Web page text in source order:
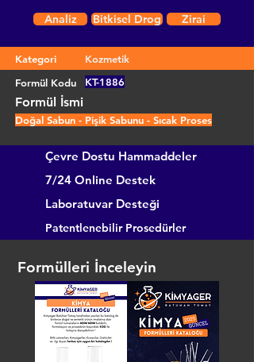
Analiz
Bitkisel Drog Zirai
Kategori
Kozmetik
Formül Kodu
KT-1886
Formül İsmi
Doğal Sabun - Pişik Sabunu - Sıcak Proses
Çevre Dostu Hammaddeler
7/24 Online Destek
Laboratuvar Desteği
Patentlenebilir Prosedürler
Formülleri İnceleyin